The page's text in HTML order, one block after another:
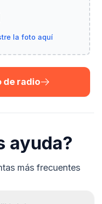
la foto aquí
de radio
ayuda?
más frecuentes